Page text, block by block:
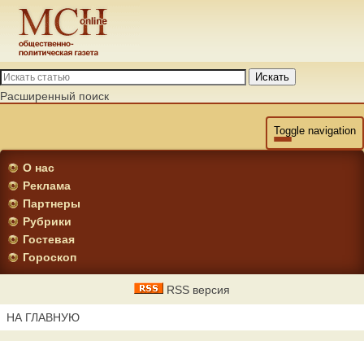
Искать
Расширенный поиск
Toggle navigation
О нас
Реклама
Партнеры
Рубрики
Гостевая
Гороскоп
RSS версия
НА ГЛАВНУЮ